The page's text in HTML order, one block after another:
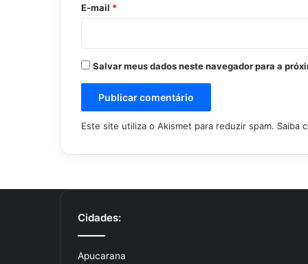
*
E-mail *
Salvar meus dados neste navegador para a
Este site utiliza o Akismet para reduzir spam. Saiba
Cidades:
Apucarana